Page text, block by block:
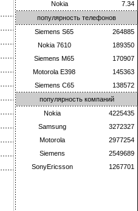
Nokia
7.34
популярность телефонов
Siemens S65
264885
Nokia 7610
189350
Siemens M65
170907
Motorola E398
145363
Siemens C65
138572
популярность компаний
Nokia
4225435
Samsung
3272327
Motorola
2977254
Siemens
2549689
SonyEricsson
1267701